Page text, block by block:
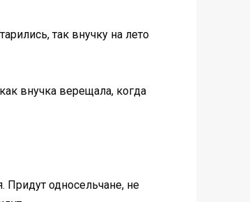
так внучку на лето
внучка верещала, когда
Придут односельчане, не